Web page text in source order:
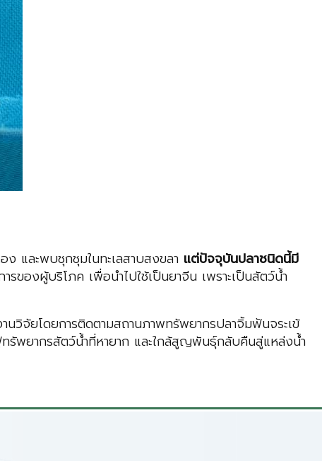
และพบชุกชุมในทะเลสาบสงขลา แต่ปัจจุบันปลาชนิดนี้มี
องผู้บริโภค เพื่อนำไปใช้เป็นยาจีน เพราะเป็นสัตว์น้ำ
วิจัยโดยการติดตามสถานภาพทรัพยากรปลาจิ้มฟันจระเข้
รัพยากรสัตว์น้ำที่หายาก และใกล้สูญพันธุ์กลับคืนสู่แหล่งน้ำ